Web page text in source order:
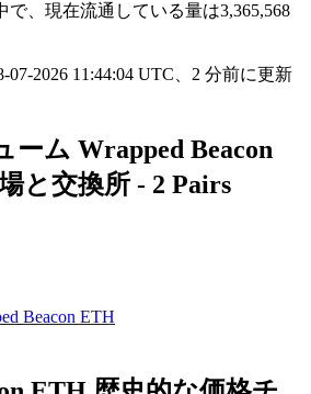
、現在流通している量は3,365,568
2026 11:44:04 UTC、2 分前に更新
ーム Wrapped Beacon
と交換所 - 2 Pairs
Beacon ETH